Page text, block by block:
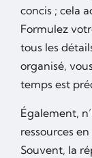
concis ; cela
Formulez
tous les
organisé,
temps est
Également,
ressources
Souvent, la